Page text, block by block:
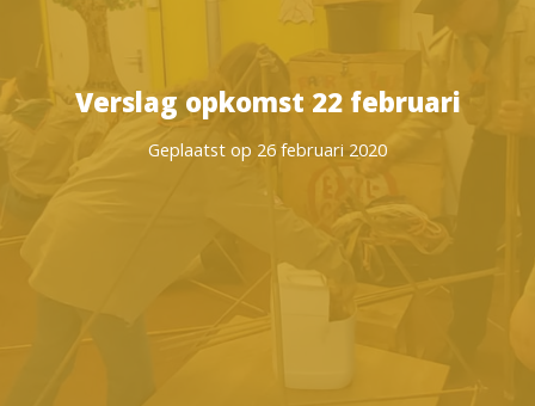
Verslag opkomst 22 februari
Geplaatst op 26 februari 2020